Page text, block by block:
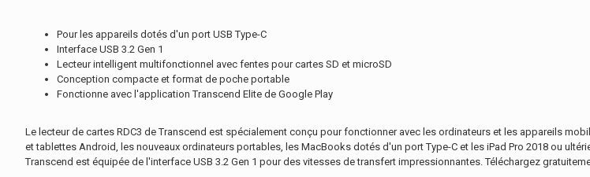
Pour les appareils dotés d'un port USB Type-C
Interface USB 3.2 Gen 1
Lecteur intelligent multifonctionnel avec fentes pour cartes SD et microSD
Conception compacte et format de poche portable
Fonctionne avec l'application Transcend Elite de Google Play
Le lecteur de cartes RDC3 de Transcend est spécialement conçu pour fonctionner avec les ordinateurs et les appareils
et tablettes Android, les nouveaux ordinateurs portables, les MacBooks dotés d'un port Type-C et les iPad Pro 2018 ou
Transcend est équipée de l'interface USB 3.2 Gen 1 pour des vitesses de transfert impressionnantes. Téléchargez